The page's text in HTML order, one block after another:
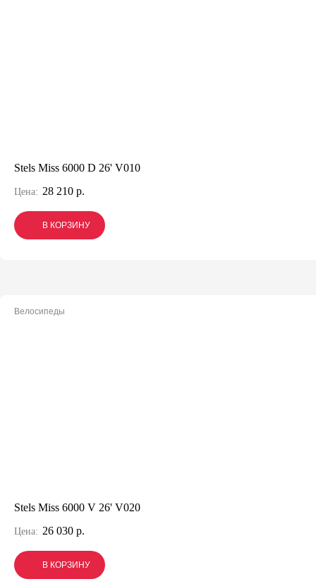
Stels Miss 6000 D 26' V010
Цена: 28 210 р.
В КОРЗИНУ
В КОРЗИНУ
В КОРЗИНУ
Велосипеды
Stels Miss 6000 V 26' V020
Цена: 26 030 р.
В КОРЗИНУ
В КОРЗИНУ
В КОРЗИНУ